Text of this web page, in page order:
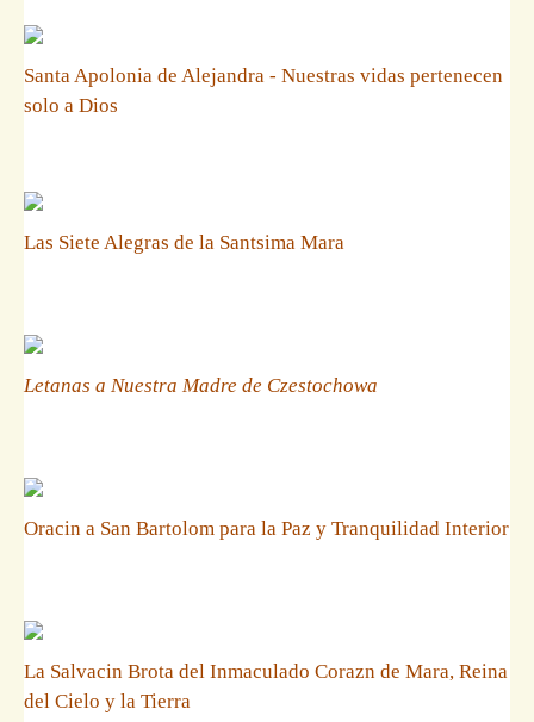
Santa Apolonia de Alejandra - Nuestras vidas pertenecen
solo a Dios
Las Siete Alegras de la Santsima Mara
Letanas a Nuestra Madre de Czestochowa
Oracin a San Bartolom para la Paz y Tranquilidad Interior
La Salvacin Brota del Inmaculado Corazn de Mara, Reina
del Cielo y la Tierra